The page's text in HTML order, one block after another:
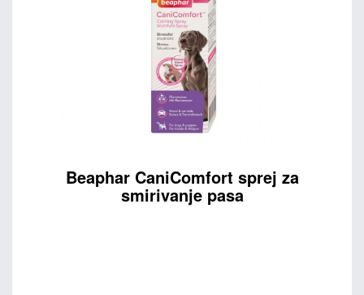
Beaphar CaniComfort sprej za
smirivanje pasa